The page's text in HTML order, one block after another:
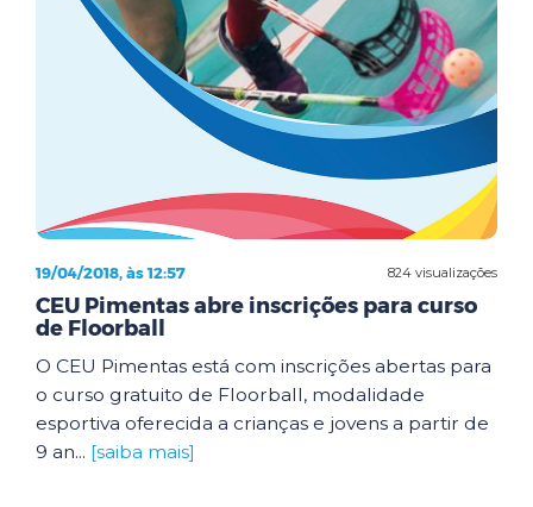
824 visualizações
19/04/2018, às 12:57
CEU Pimentas abre inscrições para curso
de Floorball
O CEU Pimentas está com inscrições abertas para
o curso gratuito de Floorball, modalidade
esportiva oferecida a crianças e jovens a partir de
9 an... [saiba mais]